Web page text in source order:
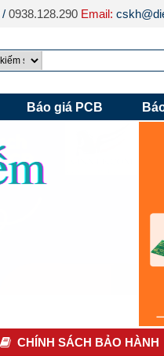
/ 0938.128.290 Email:
Báo giá PCB
CHÍNH SÁCH BẢO HÀNH